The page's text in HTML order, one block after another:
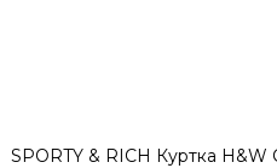
SPORTY & RICH Куртка H&W